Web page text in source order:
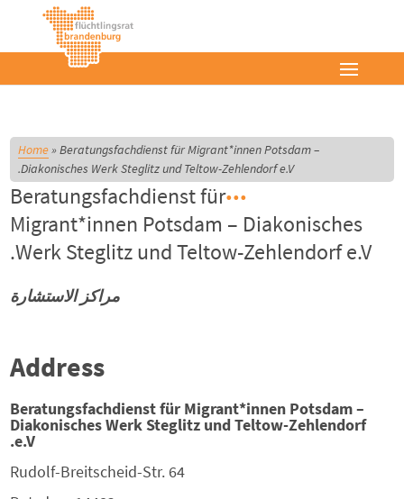
Home»Beratungsfachdienst für Migrant*innen Potsdam –
Diakonisches Werk Steglitz und Teltow-Zehlendorf e.V.
Beratungsfachdienst für
Migrant*innen Potsdam – Diakonisches
Werk Steglitz und Teltow-Zehlendorf e.V.
مراكز الاستشارة
Address
Beratungsfachdienst für Migrant*innen Potsdam –
Diakonisches Werk Steglitz und Teltow-Zehlendorf
e.V.
Rudolf-Breitscheid-Str. 64